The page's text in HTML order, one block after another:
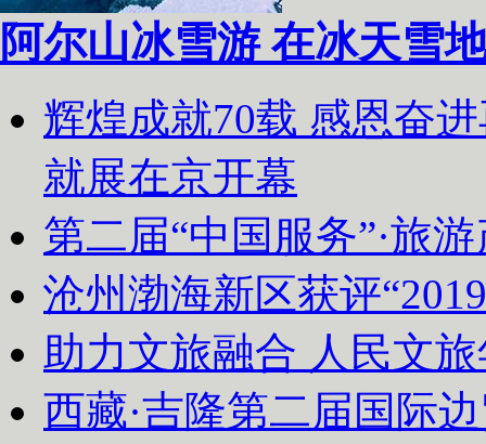
阿尔山冰雪游 在冰天雪
辉煌成就70载 感恩奋
就展在京开幕
第二届“中国服务”·旅
沧州渤海新区获评
助力文旅融合 人民文
西藏·吉隆第二届国际